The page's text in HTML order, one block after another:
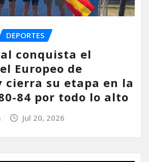
DEPORTES
conquista el
Europeo de
cierra su etapa en la
84 por todo lo alto
Jul 20, 2026